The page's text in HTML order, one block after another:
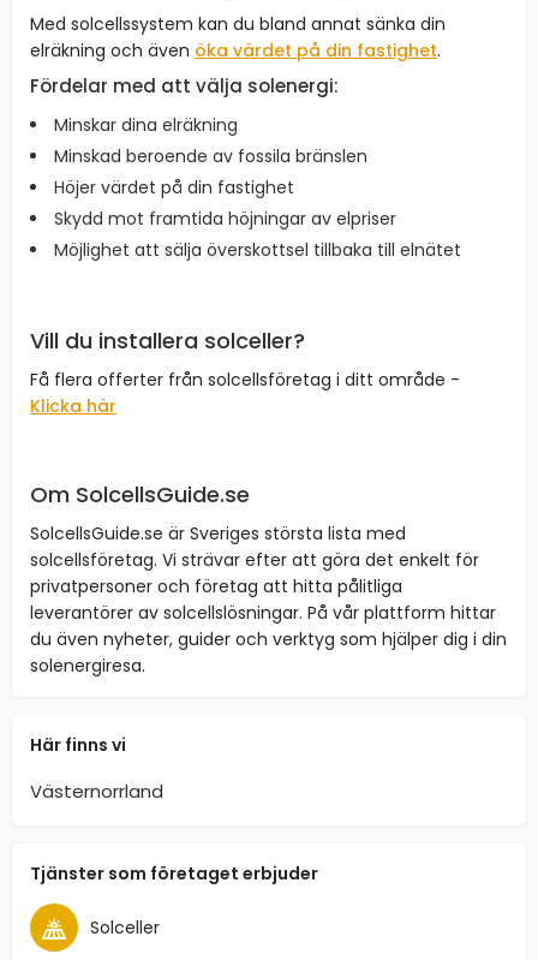
Med solcellssystem kan du bland annat sänka din
elräkning och även öka värdet på din fastighet.
Fördelar med att välja solenergi:
Minskar dina elräkning
Minskad beroende av fossila bränslen
Höjer värdet på din fastighet
Skydd mot framtida höjningar av elpriser
Möjlighet att sälja överskottsel tillbaka till elnätet
Vill du installera solceller?
Få flera offerter från solcellsföretag i ditt område -
Klicka här
Om SolcellsGuide.se
SolcellsGuide.se är Sveriges största lista med
solcellsföretag. Vi strävar efter att göra det enkelt för
privatpersoner och företag att hitta pålitliga
leverantörer av solcellslösningar. På vår plattform hittar
du även nyheter, guider och verktyg som hjälper dig i din
solenergiresa.
Här finns vi
Västernorrland
Tjänster som företaget erbjuder
Solceller